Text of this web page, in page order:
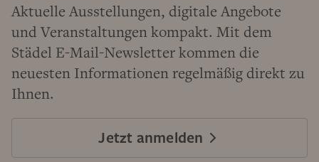
Aktuelle Ausstellungen, digitale Angebote
und Veranstaltungen kompakt. Mit dem
Städel E-Mail-Newsletter kommen die
neuesten Informationen regelmäßig direkt zu
Ihnen.
Jetzt anmelden